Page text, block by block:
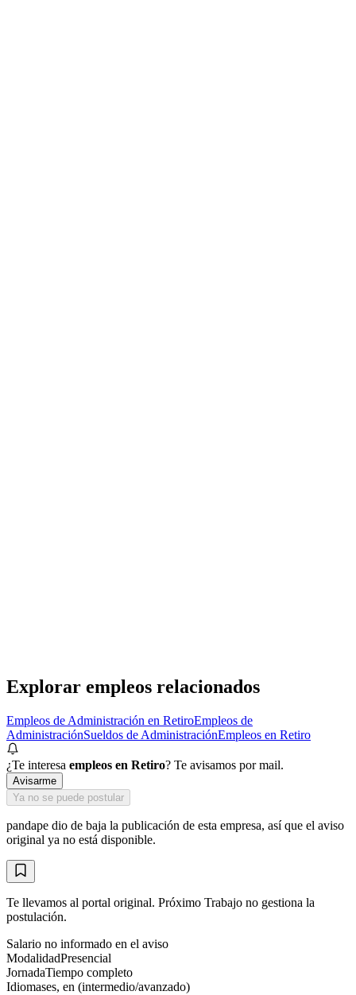
Explorar empleos relacionados
Empleos de Administración en RetiroEmpleos de
AdministraciónSueldos de AdministraciónEmpleos en Retiro
¿Te interesa empleos en Retiro? Te avisamos por mail.
Avisarme
Ya no se puede postular
pandape dio de baja la publicación de esta empresa, así que el aviso
original ya no está disponible.
Te llevamos al portal original. Próximo Trabajo no gestiona la
postulación.
Salario no informado en el aviso
ModalidadPresencial
JornadaTiempo completo
Idiomases, en (intermedio/avanzado)